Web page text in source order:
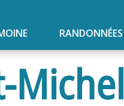
RANDONNÉES
Michel